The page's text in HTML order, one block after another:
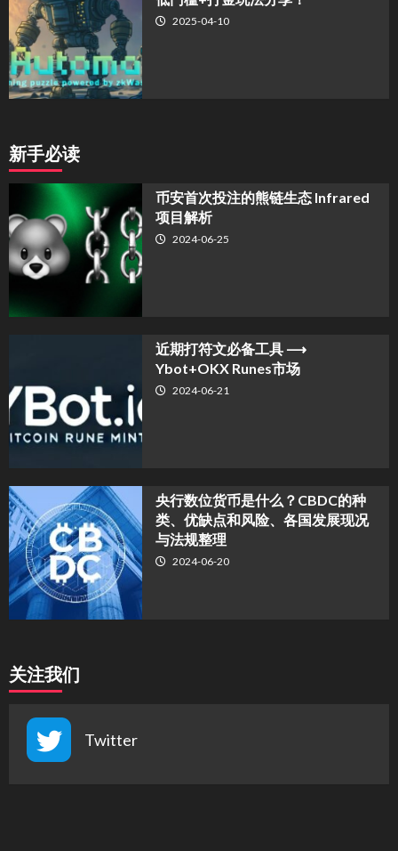
2025-04-10
新手必读
币安首次投注的熊链生态 Infrared
项目解析
2024-06-25
近期打符文必备工具 ⟶
Ybot+OKX Runes市场
2024-06-21
央行数位货币是什么？CBDC的种
类、优缺点和风险、各国发展现况
与法规整理
2024-06-20
关注我们
Twitter